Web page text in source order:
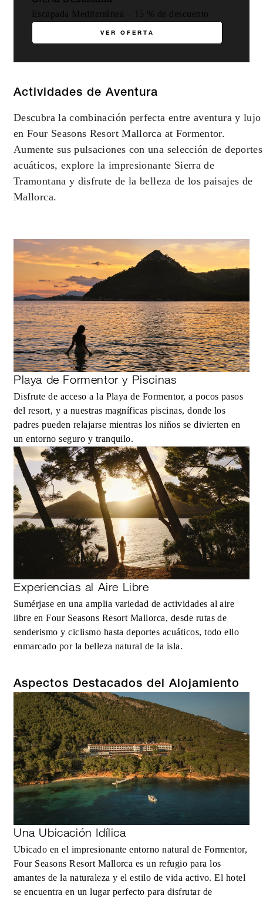
Escapada Mediterránea – 15 % de descuento
VER OFERTA
Actividades de Aventura
Descubra la combinación perfecta entre aventura y lujo
en Four Seasons Resort Mallorca at Formentor.
Aumente sus pulsaciones con una selección de deportes
acuáticos, explore la impresionante Sierra de
Tramontana y disfrute de la belleza de los paisajes de
Mallorca.
Playa de Formentor y Piscinas
Disfrute de acceso a la Playa de Formentor, a pocos pasos
del resort, y a nuestras magníficas piscinas, donde los
padres pueden relajarse mientras los niños se divierten en
un entorno seguro y tranquilo.
Experiencias al Aire Libre
Sumérjase en una amplia variedad de actividades al aire
libre en Four Seasons Resort Mallorca, desde rutas de
senderismo y ciclismo hasta deportes acuáticos, todo ello
enmarcado por la belleza natural de la isla.
Aspectos Destacados del Alojamiento
Una Ubicación Idílica
Ubicado en el impresionante entorno natural de Formentor,
Four Seasons Resort Mallorca es un refugio para los
amantes de la naturaleza y el estilo de vida activo. El hotel
se encuentra en un lugar perfecto para disfrutar de